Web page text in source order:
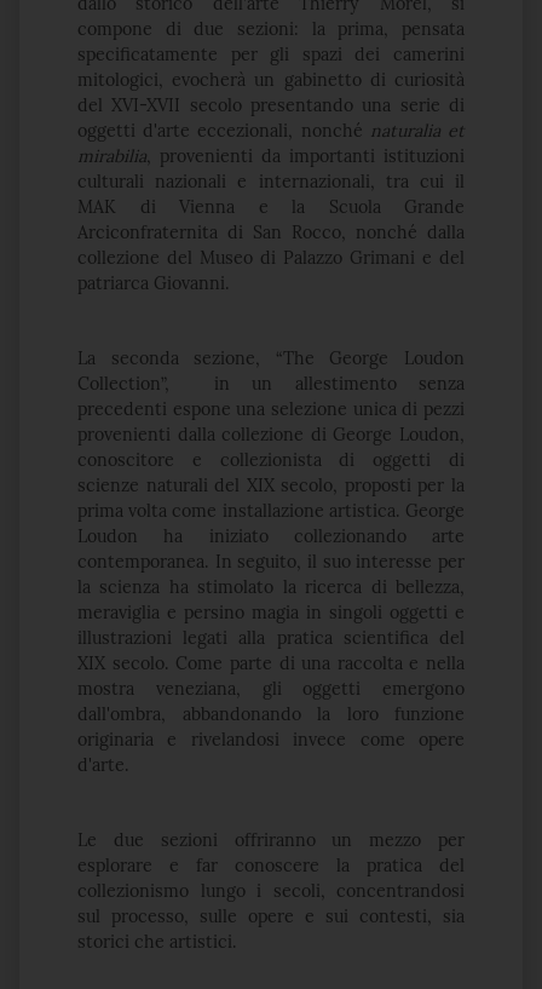
compone di due sezioni: la prima, pensata
specificatamente per gli spazi dei camerini
mitologici, evocherà un gabinetto di curiosità
del XVI-XVII secolo presentando una serie di
oggetti d'arte eccezionali, nonché naturalia et
mirabilia, provenienti da importanti istituzioni
culturali nazionali e internazionali, tra cui il
MAK di Vienna e la Scuola Grande
Arciconfraternita di San Rocco, nonché dalla
collezione del Museo di Palazzo Grimani e del
patriarca Giovanni.
La seconda sezione, “The George Loudon
Collection”, in un allestimento senza
precedenti espone una selezione unica di pezzi
provenienti dalla collezione di George Loudon,
conoscitore e collezionista di oggetti di
scienze naturali del XIX secolo, proposti per la
prima volta come installazione artistica. George
Loudon ha iniziato collezionando arte
contemporanea. In seguito, il suo interesse per
la scienza ha stimolato la ricerca di bellezza,
meraviglia e persino magia in singoli oggetti e
illustrazioni legati alla pratica scientifica del
XIX secolo. Come parte di una raccolta e nella
mostra veneziana, gli oggetti emergono
dall'ombra, abbandonando la loro funzione
originaria e rivelandosi invece come opere
d'arte.
Le due sezioni offriranno un mezzo per
esplorare e far conoscere la pratica del
collezionismo lungo i secoli, concentrandosi
sul processo, sulle opere e sui contesti, sia
storici che artistici.